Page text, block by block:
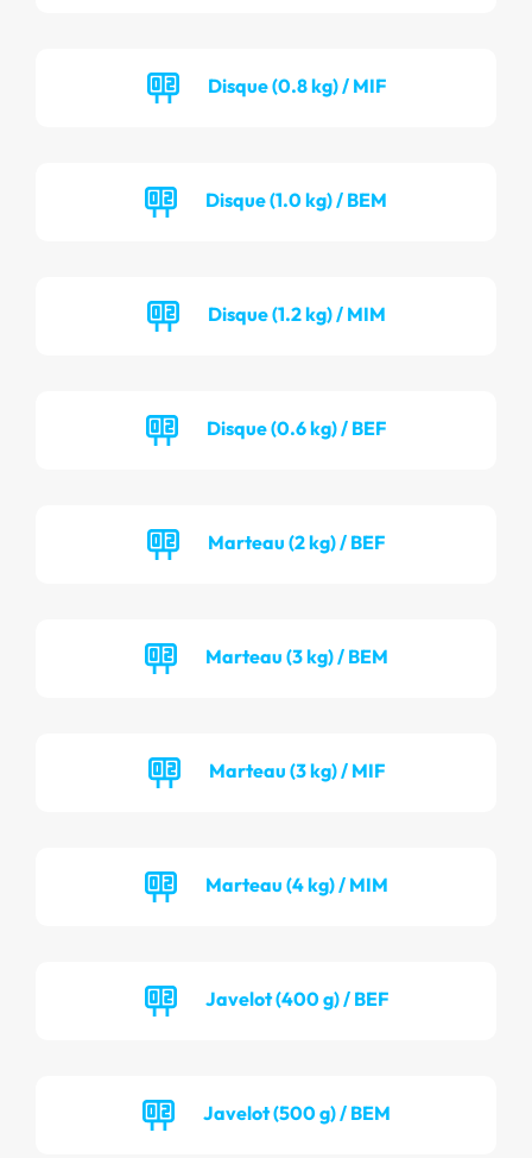
Disque (0.8 kg) / MIF
Disque (1.0 kg) / BEM
Disque (1.2 kg) / MIM
Disque (0.6 kg) / BEF
Marteau (2 kg) / BEF
Marteau (3 kg) / BEM
Marteau (3 kg) / MIF
Marteau (4 kg) / MIM
Javelot (400 g) / BEF
Javelot (500 g) / BEM